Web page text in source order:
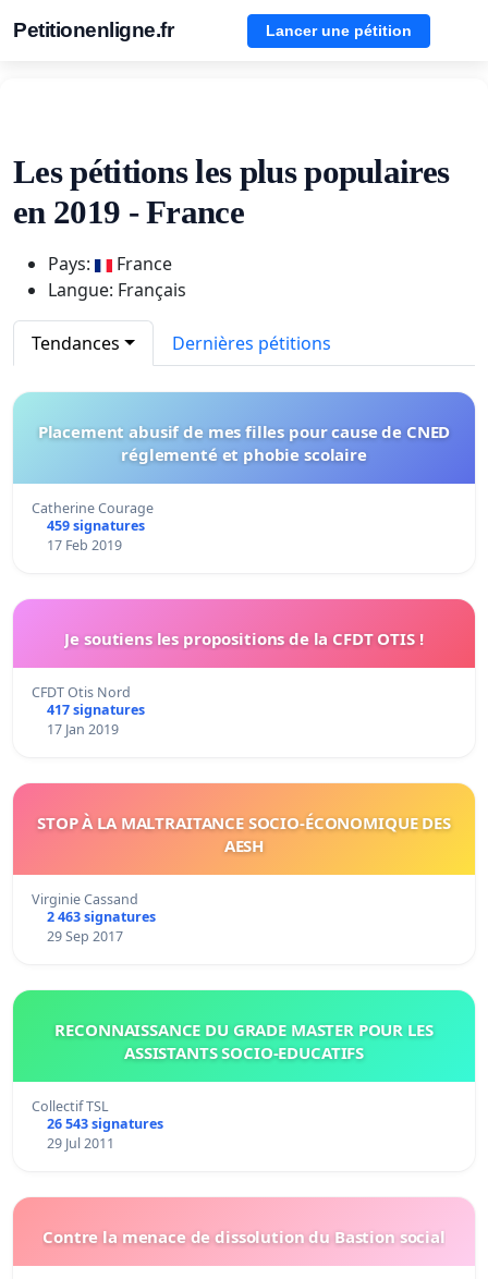
Petitionenligne.fr Lancer une pétition
Les pétitions les plus populaires
en 2019 - France
Pays:
France
Langue: Français
Tendances Dernières pétitions
Placement abusif de mes filles pour cause de CNED
réglementé et phobie scolaire
Catherine Courage
459 signatures
17 Feb 2019
Je soutiens les propositions de la CFDT OTIS !
CFDT Otis Nord
417 signatures
17 Jan 2019
STOP À LA MALTRAITANCE SOCIO-ÉCONOMIQUE DES
AESH
Virginie Cassand
2 463 signatures
29 Sep 2017
RECONNAISSANCE DU GRADE MASTER POUR LES
ASSISTANTS SOCIO-EDUCATIFS
Collectif TSL
26 543 signatures
29 Jul 2011
Contre la menace de dissolution du Bastion social